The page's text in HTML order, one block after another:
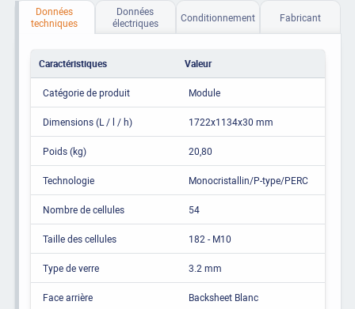
Données
techniques
Données
électriques
Conditionnement Fabricant
Caractéristiques Valeur
Catégorie de produit Module
Dimensions (L / l / h) 1722x1134x30 mm
Poids (kg) 20,80
Technologie Monocristallin/P-type/PERC
Nombre de cellules 54
Taille des cellules 182 - M10
Type de verre 3.2 mm
Face arrière Backsheet Blanc